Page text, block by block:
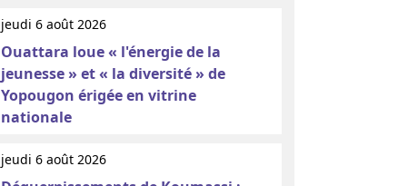
jeudi 6 août 2026
Ouattara loue « l'énergie de la
jeunesse » et « la diversité » de
Yopougon érigée en vitrine
nationale
jeudi 6 août 2026